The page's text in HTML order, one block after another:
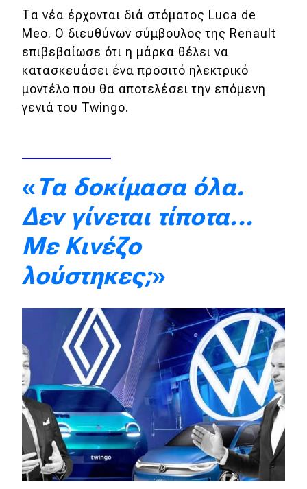
Τεχνολογία
Ασφάλεια
Αγορά
Απόψεις
Αποστολή
Συγκρίνουμε
Αγώνες
Formula 1
Motorsport
Eco
Νέα
Τεχνολογία
Τα νέα έρχονται διά στόματος Luca de
Meo. Ο διευθύνων σύμβουλος της Renault
επιβεβαίωσε ότι η μάρκα θέλει να
κατασκευάσει ένα προσιτό ηλεκτρικό
μοντέλο που θα αποτελέσει την επόμενη
γενιά του Twingo.
«Τα δοκίμασα όλα.
Δεν γίνεται τίποτα...
Με Κινέζο
λούστηκες;»